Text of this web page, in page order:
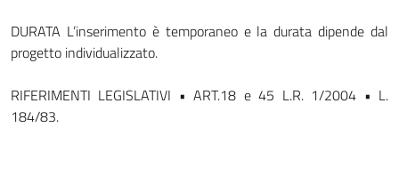
DURATA L’inserimento è temporaneo e la durata dipende dal
progetto individualizzato.
RIFERIMENTI LEGISLATIVI • ART.18 e 45 L.R. 1/2004 • L.
184/83.